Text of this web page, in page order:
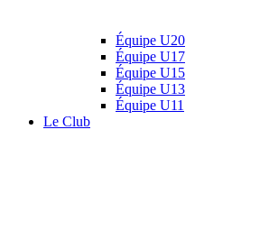
Équipe U20
Équipe U17
Équipe U15
Équipe U13
Équipe U11
Le Club